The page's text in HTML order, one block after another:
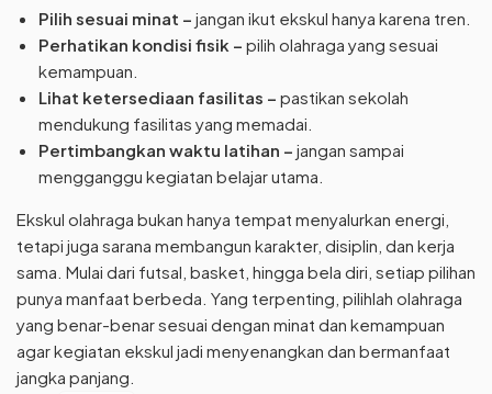
Pilih sesuai minat – jangan ikut ekskul hanya karena tren.
Perhatikan kondisi fisik – pilih olahraga yang sesuai
kemampuan.
Lihat ketersediaan fasilitas – pastikan sekolah
mendukung fasilitas yang memadai.
Pertimbangkan waktu latihan – jangan sampai
mengganggu kegiatan belajar utama.
Ekskul olahraga bukan hanya tempat menyalurkan energi,
tetapi juga sarana membangun karakter, disiplin, dan kerja
sama. Mulai dari futsal, basket, hingga bela diri, setiap pilihan
punya manfaat berbeda. Yang terpenting, pilihlah olahraga
yang benar-benar sesuai dengan minat dan kemampuan
agar kegiatan ekskul jadi menyenangkan dan bermanfaat
jangka panjang.